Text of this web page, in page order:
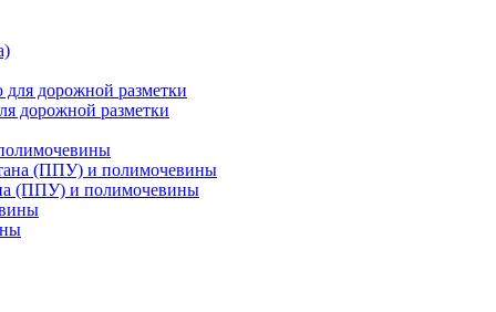
дорожной разметки
(ППУ) и полимочевины